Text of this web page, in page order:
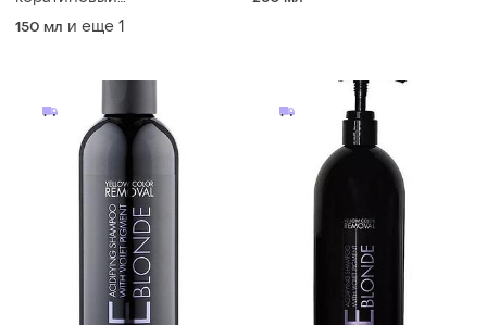
безсульфатный шампунь
для волос
150 мл и еще 1